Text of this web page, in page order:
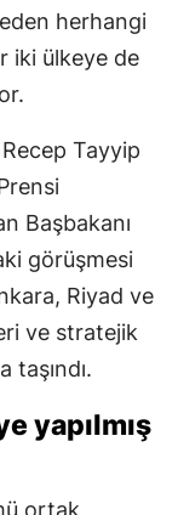
herhangi
iki ülkeye de
Tayyip
Başbakanı
görüşmesi
Riyad ve
ve stratejik
yapılmış
ortak